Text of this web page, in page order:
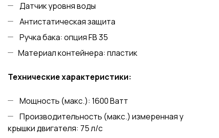
Датчик уровня воды
Антистатическая защита
Ручка бака: опция FB 35
Материал контейнера: пластик
Технические характеристики:
Мощность (макс.): 1600 Ватт
Производительность (макс.) измеренная у
крышки двигателя: 75 л/с